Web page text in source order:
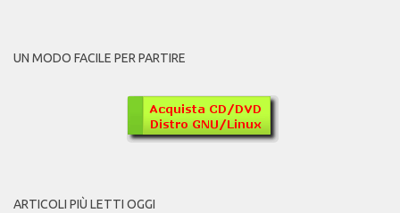
UN MODO FACILE PER PARTIRE
ARTICOLI PIÙ LETTI OGGI